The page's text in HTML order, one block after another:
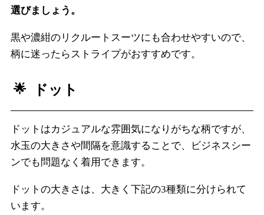
選びましょう。
黒や濃紺のリクルートスーツにも合わせやすいので、
柄に迷ったらストライプがおすすめです。
ドット
ドットはカジュアルな雰囲気になりがちな柄ですが、
水玉の大きさや間隔を意識することで、ビジネスシー
ンでも問題なく着用できます。
ドットの大きさは、大きく下記の3種類に分けられて
います。